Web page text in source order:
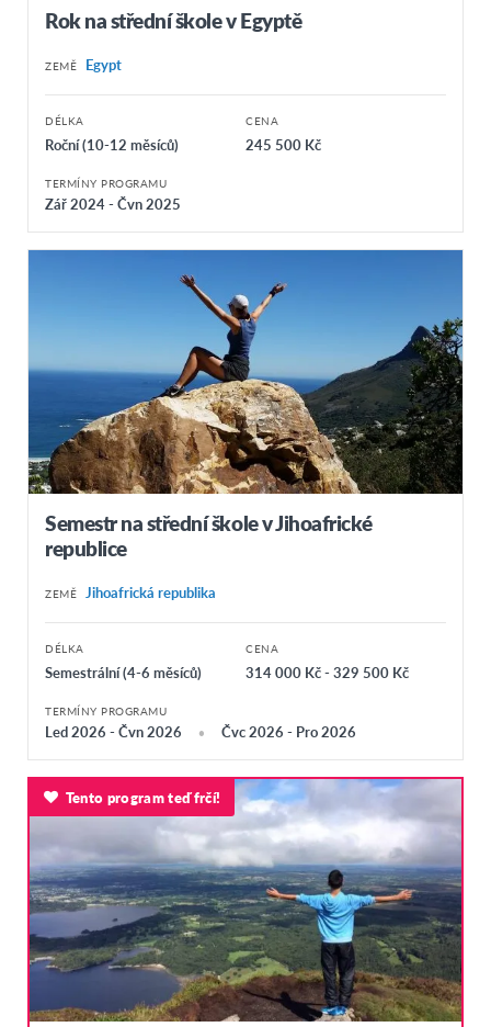
Rok na střední škole v Egyptě
ZEMĚ Egypt
DÉLKA
Roční (10-12 měsíců)
CENA
245 500 Kč
TERMÍNY PROGRAMU
Zář 2024 - Čvn 2025
Semestr na střední škole v Jihoafrické
republice
ZEMĚ Jihoafrická republika
DÉLKA
Semestrální (4-6 měsíců)
CENA
314 000 Kč - 329 500 Kč
TERMÍNY PROGRAMU
Led 2026 - Čvn 2026 Čvc 2026 - Pro 2026
Tento program teď frčí!